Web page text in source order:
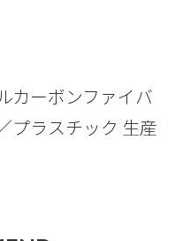
カーボンファイバ
プラスチック 生産